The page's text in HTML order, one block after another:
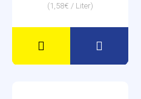
(1,58€ / Liter)